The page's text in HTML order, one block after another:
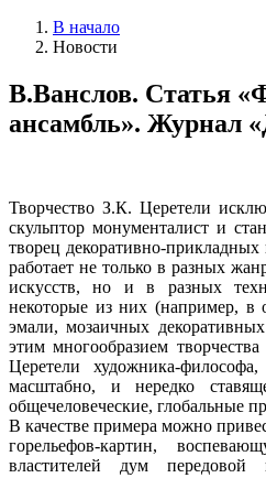
В начало
Новости
В.Ванслов. Статья
ансамбль». Журнал
Творчество З.К. Церетели
скульптор монументалист и
творец декоративно-
работает не только в разных
искусств, но и в разных
некоторые из них (например, в
эмали, мозаичных
этим многообразием
Церетели художника-
масштабно, и нередко
общечеловеческие, глобальные
В качестве примера можно
горельефов-картин,
властителей дум